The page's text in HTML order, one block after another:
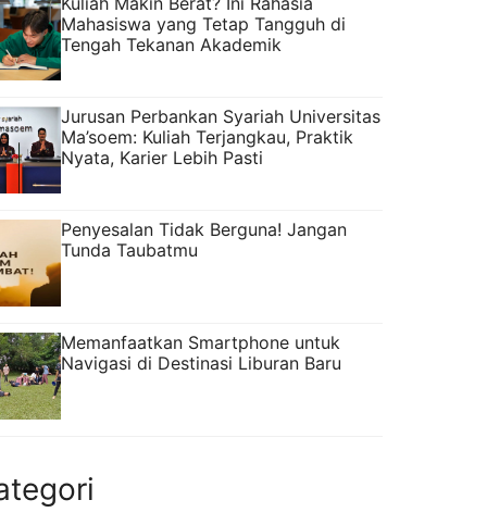
Mahasiswa yang Tetap Tangguh di
Tengah Tekanan Akademik
Jurusan Perbankan Syariah Universitas
Ma’soem: Kuliah Terjangkau, Praktik
Nyata, Karier Lebih Pasti
Penyesalan Tidak Berguna! Jangan
Tunda Taubatmu
Memanfaatkan Smartphone untuk
Navigasi di Destinasi Liburan Baru